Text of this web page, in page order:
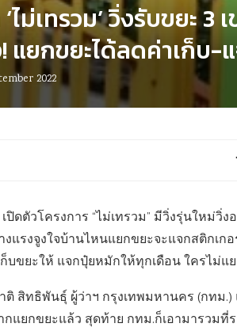
ไม่เทรวม’ วิ่งรับขยะ 3
แยกขยะได้ลดค่าเก็บ-
2022
เปิดตัวโครงการ “ไม่เทรวม” มีวิ่งรุ่นให
งแรงจูงใจบ้านไหนแยกขยะจะแจกสติก
บขยะให้ แจกปุ๋ยหมักให้ทุกเดือน ใครไม่แ
สิทธิพันธุ์ ผู้ว่าฯ กรุงเทพมหานคร (กทม.)
แยกขยะแล้ว สุดท้าย กทม.ก็เอามารวมที่